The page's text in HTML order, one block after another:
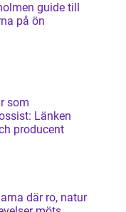
guide till
på ön
som
Länken
producent
natur